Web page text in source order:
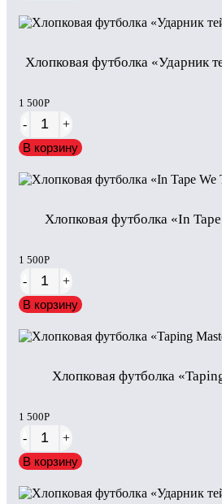
Хлопковая футболка «Ударник
1 500Р
-
+
В корзину
Хлопковая футболка «In
1 500Р
-
+
В корзину
Хлопковая футболка
1 500Р
-
+
В корзину